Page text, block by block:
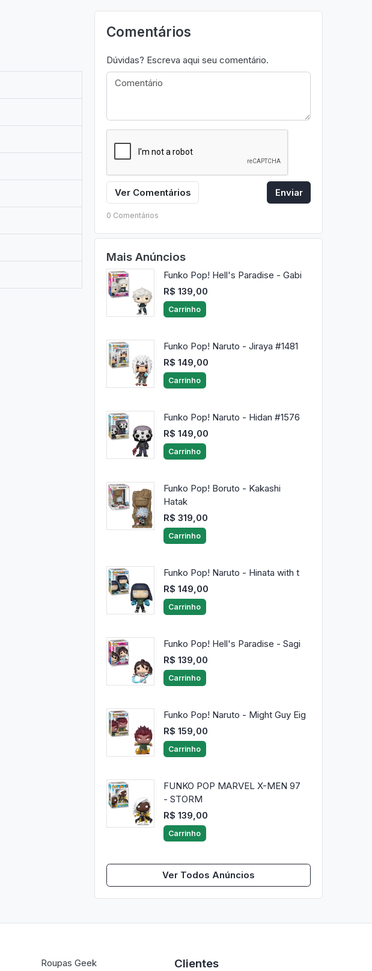
Comentários
Dúvidas? Escreva aqui seu comentário.
Ver Comentários Enviar
0 Comentários
Mais Anúncios
Funko Pop! Hell's Paradise - Gabi
R$ 139,00
Carrinho
Funko Pop! Naruto - Jiraya #1481
R$ 149,00
Carrinho
Funko Pop! Naruto - Hidan #1576
R$ 149,00
Carrinho
Funko Pop! Boruto - Kakashi
Hatak
R$ 319,00
Carrinho
Funko Pop! Naruto - Hinata with t
R$ 149,00
Carrinho
Funko Pop! Hell's Paradise - Sagi
R$ 139,00
Carrinho
Funko Pop! Naruto - Might Guy Eig
R$ 159,00
Carrinho
FUNKO POP MARVEL X-MEN 97
- STORM
R$ 139,00
Carrinho
Ver Todos Anúncios
Roupas Geek Clientes